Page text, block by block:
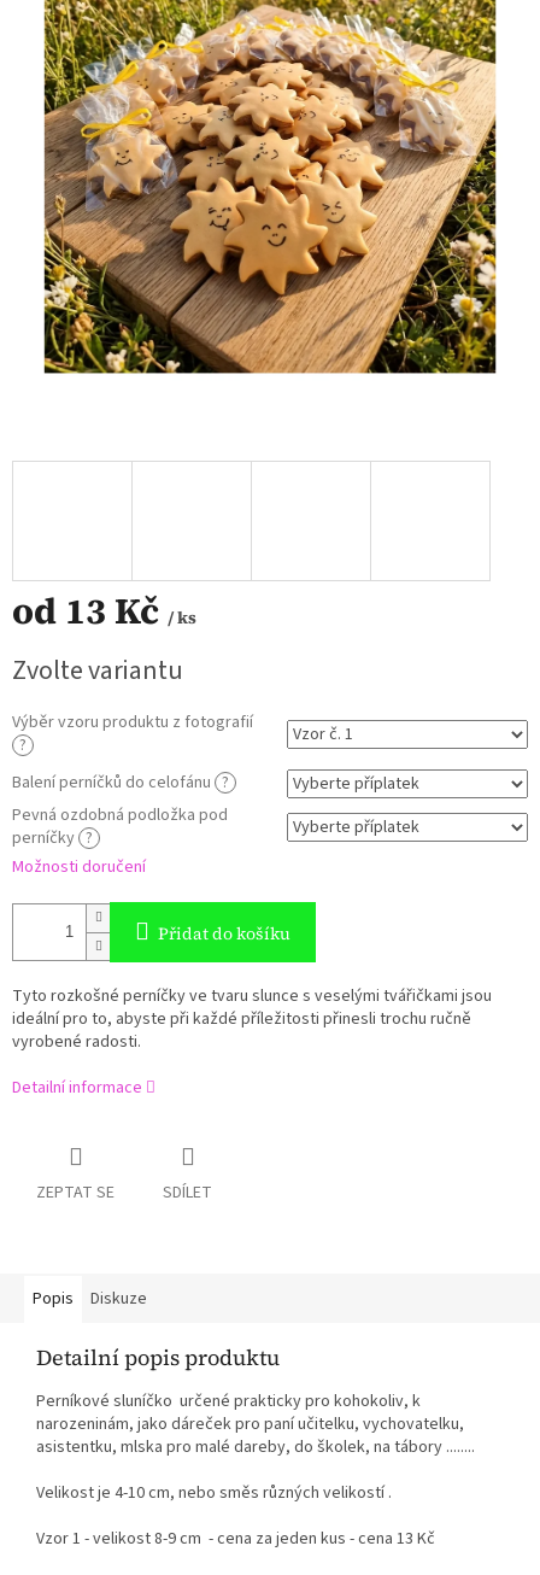
od 13 Kč / ks
cena:
Zvolte variantu
Výběr vzoru produktu z fotografií
?
Balení perníčků do celofánu ?
Pevná ozdobná podložka pod
perníčky ?
Možnosti doručení
Přidat do košíku
Tyto rozkošné perníčky ve tvaru slunce s veselými tvářičkami jsou
ideální pro to, abyste při každé příležitosti přinesli trochu ručně
vyrobené radosti.
Detailní informace
ZEPTAT SE SDÍLET
Popis Diskuze
Detailní popis produktu
Perníkové sluníčko určené prakticky pro kohokoliv, k
narozeninám, jako dáreček pro paní učitelku, vychovatelku,
asistentku, mlska pro malé dareby, do školek, na tábory ........
Velikost je 4-10 cm, nebo směs různých velikostí .
Vzor 1 - velikost 8-9 cm - cena za jeden kus - cena 13 Kč